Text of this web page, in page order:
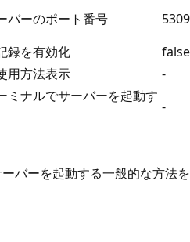
バーのポート番号 5309
録を有効化 false
用方法表示 -
ミナルでサーバーを起動す
-
バーを起動する一般的な方法を